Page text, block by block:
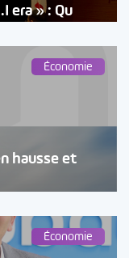
era » : Qu
Économie
hausse et
Économie